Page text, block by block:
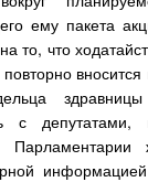
ему пакета
то, что
вносится
с депутатами,
Парламентарии